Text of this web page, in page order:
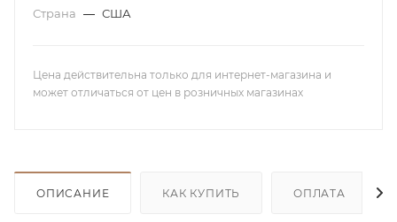
Страна — США
Цена действительна только для интернет-магазина и
может отличаться от цен в розничных магазинах
ОПИСАНИЕ КАК КУПИТЬ ОПЛАТА